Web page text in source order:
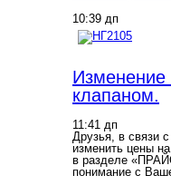
10:39 дп
клапаном.
11:41 дп
Друзья, в связи
изменить цены
в разделе
понимание с